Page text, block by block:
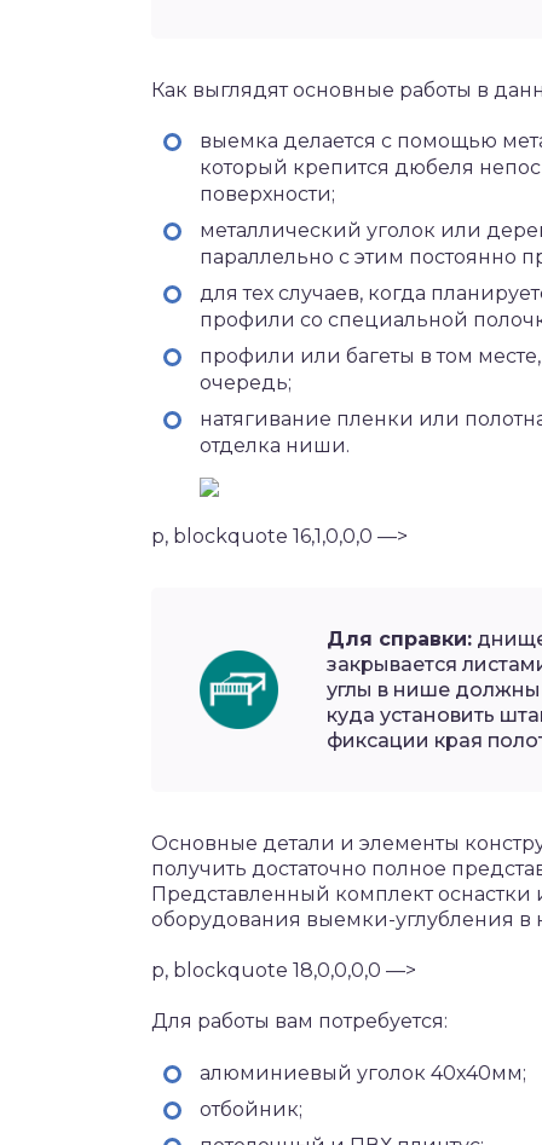
Как выглядят основные работы в
выемка делается с помощью
который крепится дюбеля
поверхности;
металлический уголок или
параллельно с этим постоянно
для тех случаев, когда
профили со специальной
профили или багеты в том
очередь;
натягивание пленки или
отделка ниши.
p, blockquote 16,1,0,0,0 —>
Для справки:
закрывается
углы в нише
куда установить
фиксации края
Основные детали и элементы
получить достаточно полное
Представленный комплект
оборудования выемки-углубления в
p, blockquote 18,0,0,0,0 —>
Для работы вам потребуется:
алюминиевый уголок 40х40мм;
отбойник;